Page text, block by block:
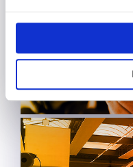
Blended